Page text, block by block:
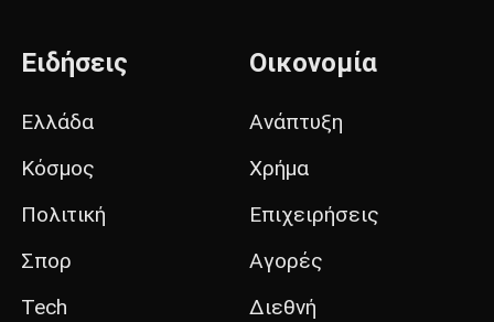
Ειδήσεις
Ελλάδα
Κόσμος
Πολιτική
Σπορ
Tech
Οικονομία
Ανάπτυξη
Χρήμα
Επιχειρήσεις
Αγορές
Διεθνή